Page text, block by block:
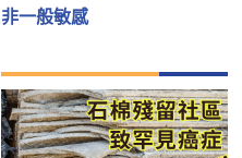
非一般敏感